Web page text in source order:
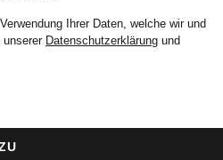
Ihrer Daten, welche wir und
unserer Datenschutzerklärung und